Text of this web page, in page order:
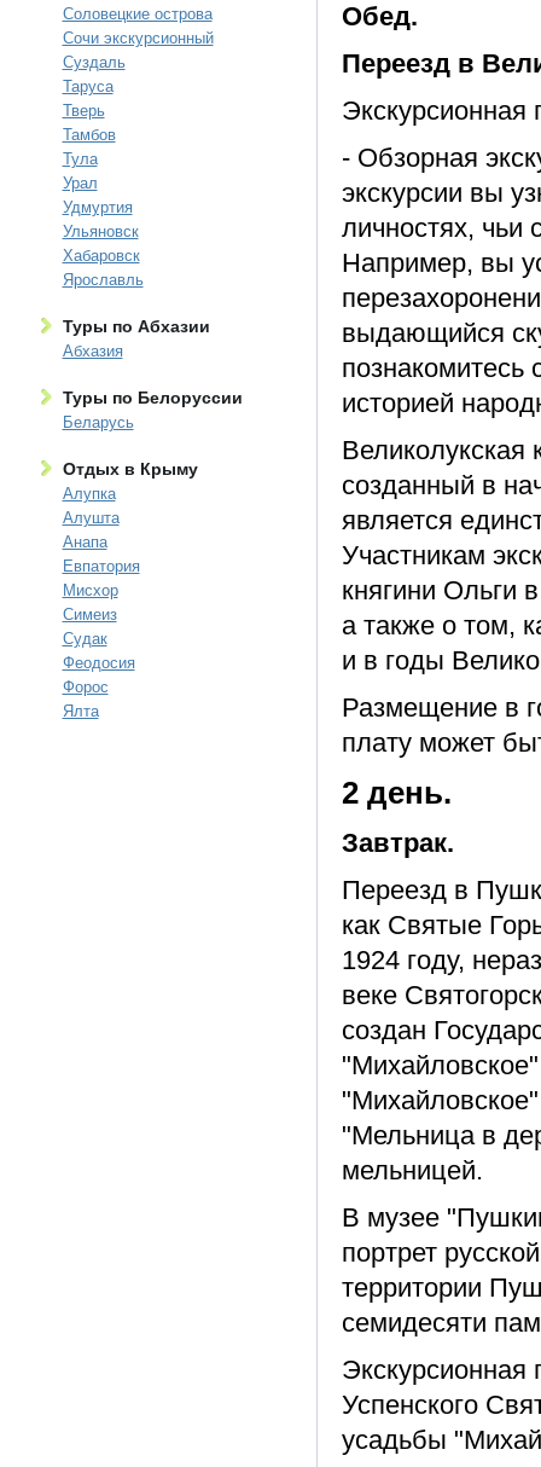
Соловецкие острова
Сочи экскурсионный
Суздаль
Таруса
Тверь
Тамбов
Тула
Урал
Удмуртия
Ульяновск
Хабаровск
Ярославль
Туры по Абхазии
Абхазия
Туры по Белоруссии
Беларусь
Отдых в Крыму
Алупка
Алушта
Анапа
Евпатория
Мисхор
Симеиз
Судак
Феодосия
Форос
Ялта
Обед.
Переезд в
Экскурсионная
- Обзорная
экскурсии вы
личностях, чьи
Например, вы
выдающийся
историей
Великолукская
созданный в
является
Участникам
княгини Ольги
а также о том,
и в годы
Размещение в
плату может
2 день.
Завтрак.
Переезд в
как Святые
1924 году,
веке
создан
"Мельница в
мельницей.
В музее
портрет
территории
семидесяти
Успенского
усадьбы